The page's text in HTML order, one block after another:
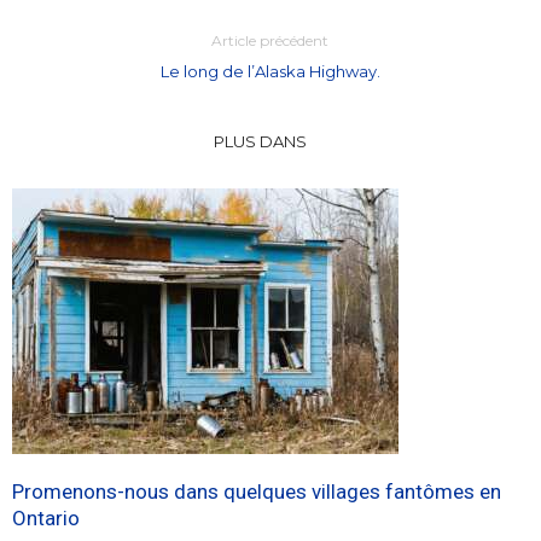
Article précédent
Le long de l’Alaska Highway.
PLUS DANS
Promenons-nous dans quelques villages fantômes en
Ontario